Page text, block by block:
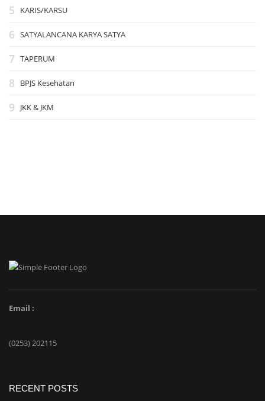
KARIS/KARSU
SATYALANCANA KARYA SATYA
TAPERUM
BPJS Kesehatan
JKK & JKM
Email :
(0253) 202115
RECENT POSTS